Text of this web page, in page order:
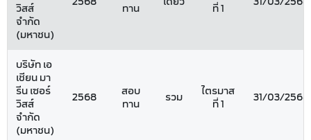
วิสส์
จำกัด
(มหาชน)
ทาน
ที่ 1
บริษัท เอ
เชียน มา
รีน เซอร์
วิสส์
จำกัด
(มหาชน)
2568
สอบ
ทาน
รวม
ไตรมาส
ที่ 1
31/03/2568